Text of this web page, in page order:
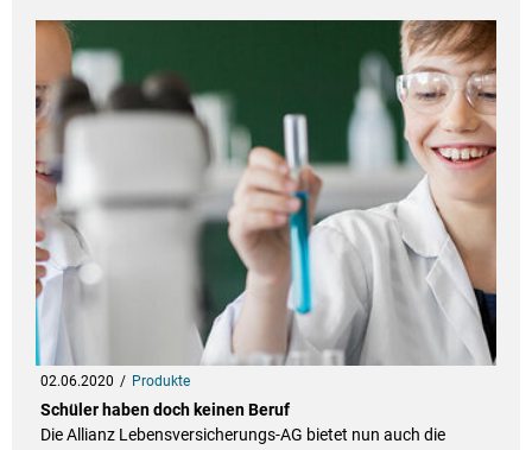
02.06.2020 Produkte
Schüler haben doch keinen Beruf
Die Allianz Lebensversicherungs-AG bietet nun auch die